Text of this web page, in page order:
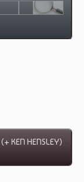
KEN HENSLEY)